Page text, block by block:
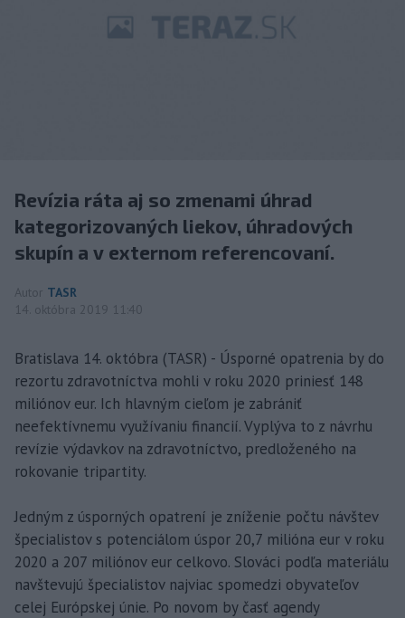
Revízia ráta aj so zmenami úhrad
kategorizovaných liekov, úhradových
skupín a v externom referencovaní.
Autor TASR
14. októbra 2019 11:40
Bratislava 14. októbra (TASR) - Úsporné opatrenia by do
rezortu zdravotníctva mohli v roku 2020 priniesť 148
miliónov eur. Ich hlavným cieľom je zabrániť
neefektívnemu využívaniu financií. Vyplýva to z návrhu
revízie výdavkov na zdravotníctvo, predloženého na
rokovanie tripartity.
Jedným z úsporných opatrení je zníženie počtu návštev
špecialistov s potenciálom úspor 20,7 milióna eur v roku
2020 a 207 miliónov eur celkovo. Slováci podľa materiálu
navštevujú špecialistov najviac spomedzi obyvateľov
celej Európskej únie. Po novom by časť agendy